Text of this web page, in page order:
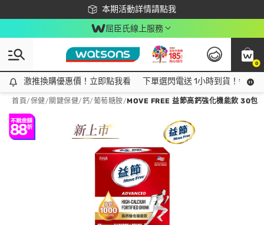
本期活動詳情請點我
下載app最高回饋$350
屈臣氏線上服務
0
激推換購優惠價！立即點我看
激推換購優惠價！立即點我看 下單選閃電送 1小時到貨！領神
首頁/保健/ 關鍵保健/鈣/葡萄糖胺/MOVE FREE 益節高鈣強化機能飲 30包